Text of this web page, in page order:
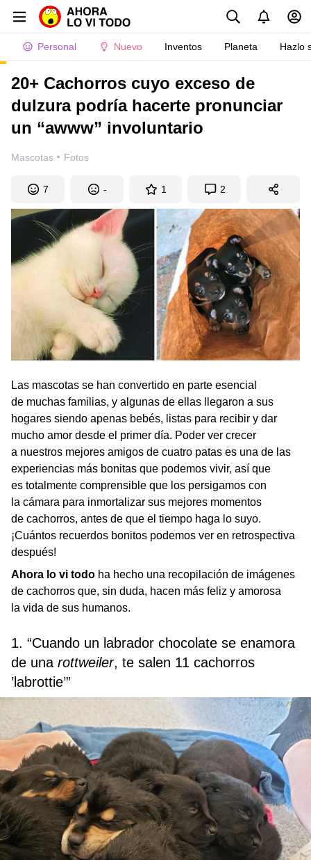
Personal Nuevo Inventos Planeta Hazlo
20+ Cachorros cuyo exceso de
dulzura podría hacerte pronunciar
un “awww” involuntario
Mascotas · Fotos
7 - 1 2
Las mascotas se han convertido en parte esencial
de muchas familias, y algunas de ellas llegaron a sus
hogares siendo apenas bebés, listas para recibir y dar
mucho amor desde el primer día. Poder ver crecer
a nuestros mejores amigos de cuatro patas es una de las
experiencias más bonitas que podemos vivir, así que
es totalmente comprensible que los persigamos con
la cámara para inmortalizar sus mejores momentos
de cachorros, antes de que el tiempo haga lo suyo.
¡Cuántos recuerdos bonitos podemos ver en retrospectiva
después!
Ahora lo vi todo ha hecho una recopilación de imágenes
de cachorros que, sin duda, hacen más feliz y amorosa
la vida de sus humanos.
1. “Cuando un labrador chocolate se enamora
de una rottweiler, te salen 11 cachorros
’labrottie’”